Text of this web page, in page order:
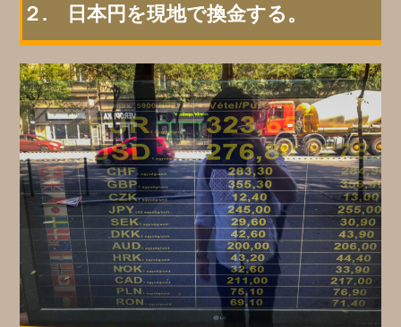
２. 日本円を現地で換金する。